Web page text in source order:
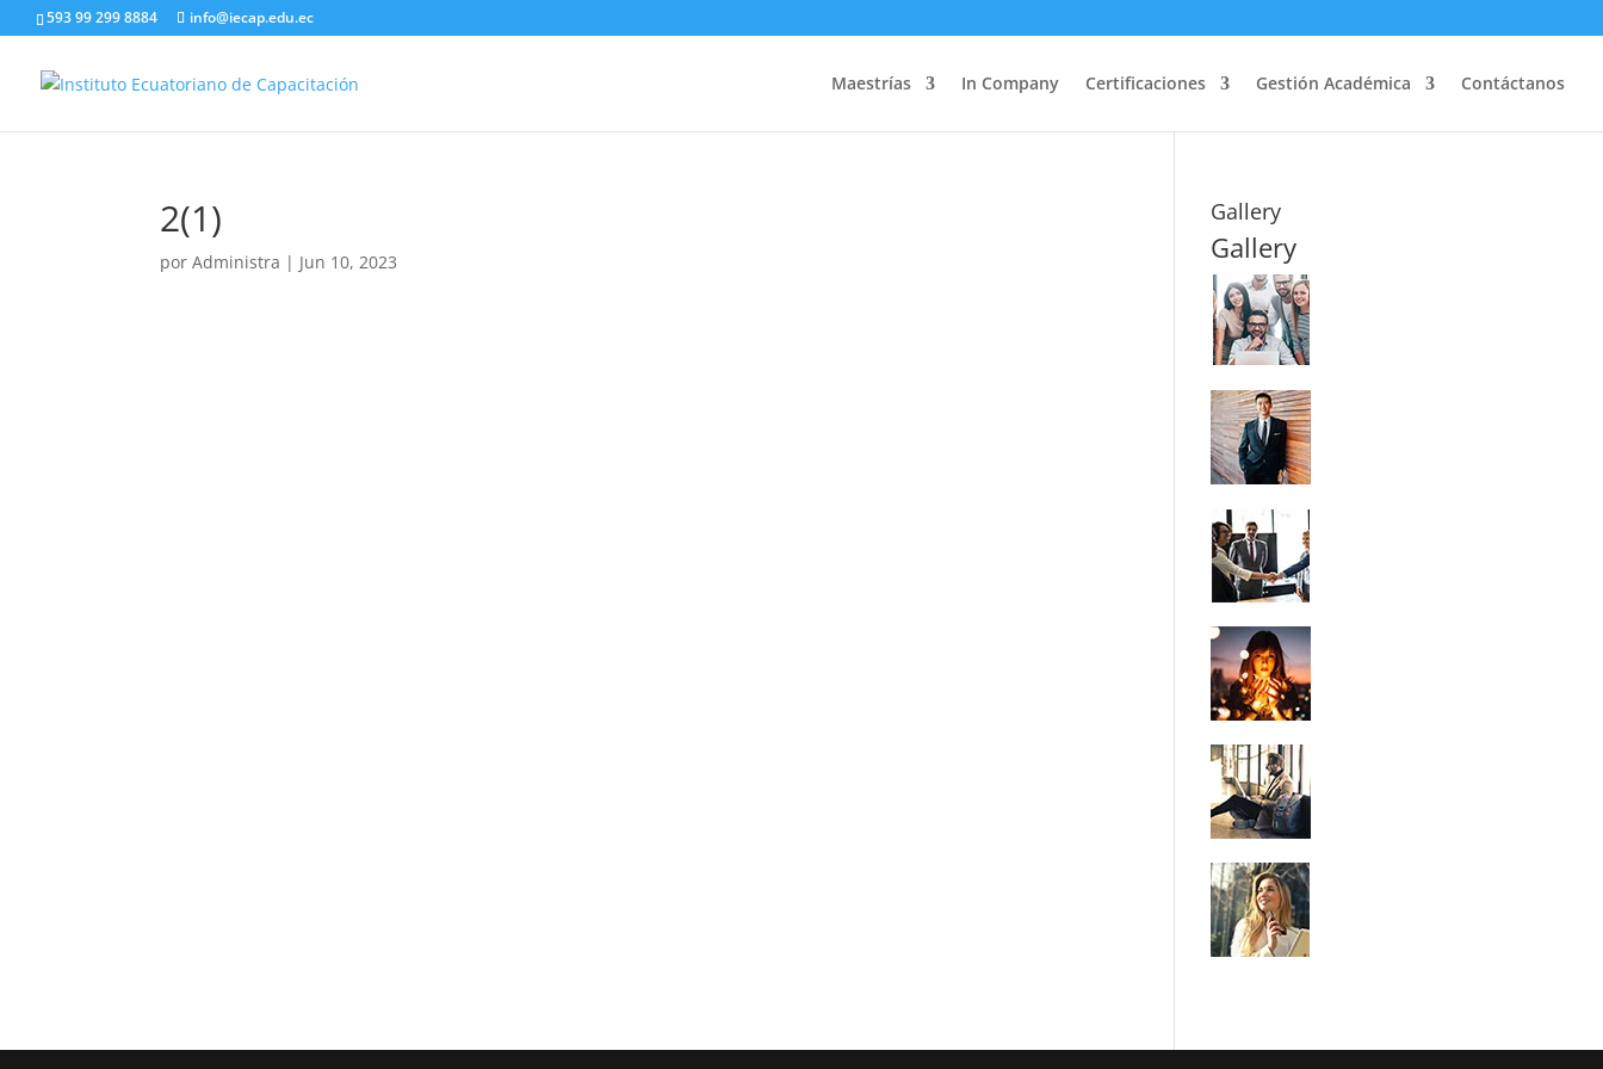
593 99 299 8884 info@iecap.edu.ec
Maestrías In Company Certificaciones Gestión Académica Contáctanos
2(1)
porAdministra | Jun 10, 2023
Gallery
Gallery